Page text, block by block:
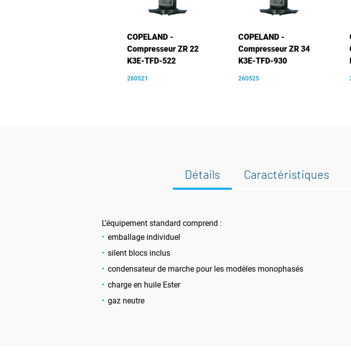
COPELAND -
Compresseur ZR 22
K3E-TFD-522
260521
COPELAND -
Compresseur ZR 34
K3E-TFD-930
260525
Détails Caractéristiques
L’équipement standard comprend :
emballage individuel
silent blocs inclus
condensateur de marche pour les modèles monophasés
charge en huile Ester
gaz neutre